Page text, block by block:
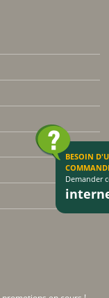
BESOIN
Demander